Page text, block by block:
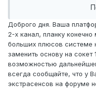
слоты? И еще вопрос:
Доброго дня. Ваша
2-х канал, планку
больших плюсов системе
заменить основу на сокет
возможностью
всегда сообщайте, что у
экстрасенсов на форуме